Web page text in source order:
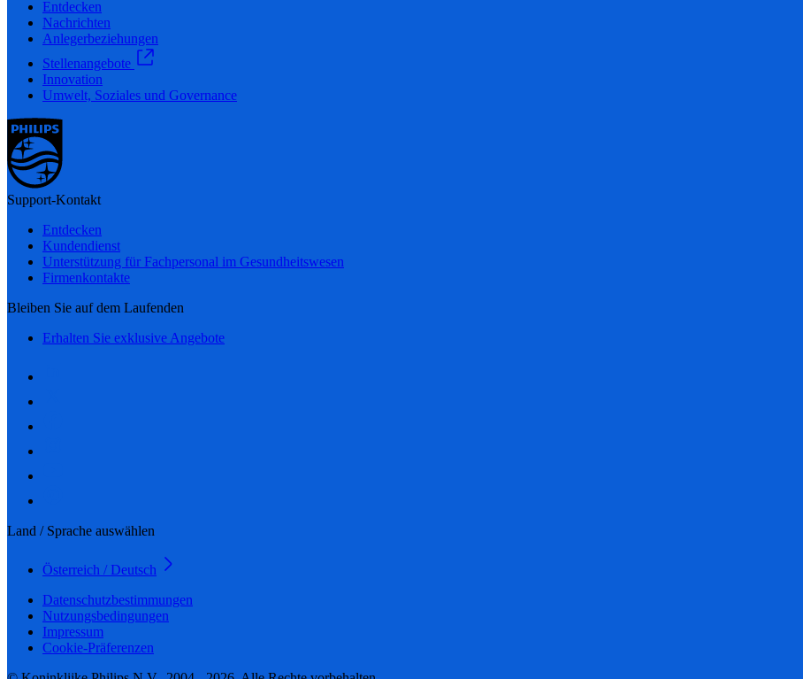
Entdecken
Nachrichten
Anlegerbeziehungen
Stellenangebote
Innovation
Umwelt, Soziales und Governance
Support-Kontakt
Entdecken
Kundendienst
Unterstützung für Fachpersonal im Gesundheitswesen
Firmenkontakte
Bleiben Sie auf dem Laufenden
Erhalten Sie exklusive Angebote
Land / Sprache auswählen
Österreich / Deutsch
Datenschutzbestimmungen
Nutzungsbedingungen
Impressum
Cookie-Präferenzen